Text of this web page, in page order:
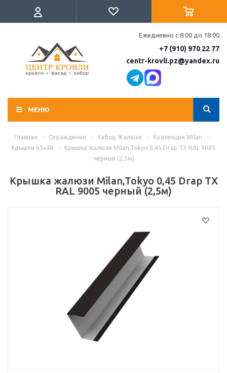
Ежедневно с 8:00 до 18:00
+7 (910) 970 22 77
centr-krovli.pz@yandex.ru
МЕНЮ
Главная - Ограждения - Забор Жалюзи - Коллекция Milan
-
Крышки 65х40
-
Крышка жалюзи Milan,Tokyo 0,45 Drap TX RAL 9005
черный (2,5м)
Крышка жалюзи Milan,Tokyo 0,45 Drap TX
RAL 9005 черный (2,5м)